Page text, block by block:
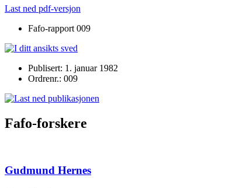
Last ned pdf-versjon
Fafo-rapport 009
Publisert: 1. januar 1982
Ordrenr.: 009
Fafo-forskere
Gudmund Hernes